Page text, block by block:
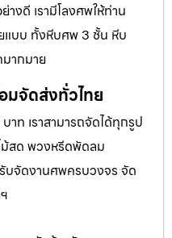
งดี เรามีโลงศพให้ท่าน
แบบ ทั้งหีบศพ 3 ชั้น หีบ
ากมาย
มจัดส่งทั่วไทย
ท เราสามารถจัดได้ทุกรูป
ม้สด พวงหรีดพัดลม
บจัดงานศพครบวงจร จัด